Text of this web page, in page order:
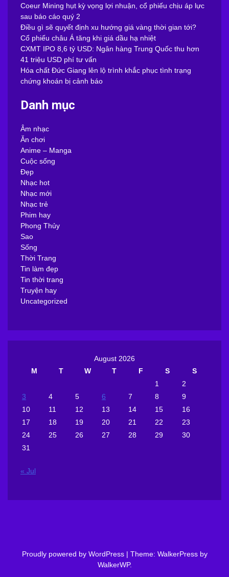
Coeur Mining hụt kỳ vọng lợi nhuận, cổ phiếu chịu áp lực
sau báo cáo quý 2
Điều gì sẽ quyết định xu hướng giá vàng thời gian tới?
Cổ phiếu châu Á tăng khi giá dầu hạ nhiệt
CXMT IPO 8,6 tỷ USD: Ngân hàng Trung Quốc thu hơn
41 triệu USD phí tư vấn
Hóa chất Đức Giang lên lộ trình khắc phục tình trạng
chứng khoán bị cảnh báo
Danh mục
Âm nhạc
Ăn chơi
Anime – Manga
Cuộc sống
Đẹp
Nhạc hot
Nhạc mới
Nhạc trẻ
Phim hay
Phong Thủy
Sao
Sống
Thời Trang
Tin làm đẹp
Tin thời trang
Truyện hay
Uncategorized
August 2026
M
T W T F S
S
1
2
3
4 5 6 7 8
9
10
11 12 13 14 15
16
17
18 19 20 21 22
23
24
25 26 27 28 29
30
31
« Jul
Proudly powered by WordPress | Theme: WalkerPress by
WalkerWP.